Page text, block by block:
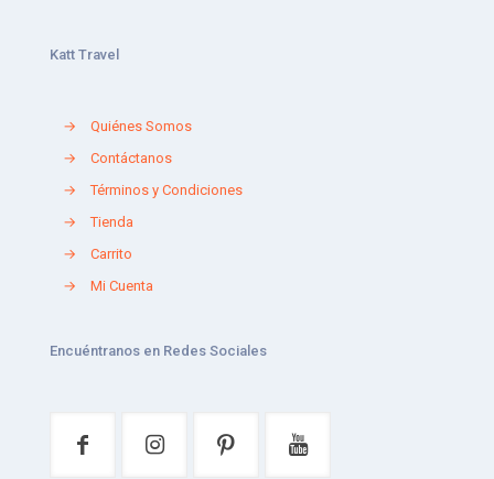
Katt Travel
→
Quiénes Somos
→
Contáctanos
→
Términos y Condiciones
→
Tienda
→
Carrito
→
Mi Cuenta
Encuéntranos en Redes Sociales